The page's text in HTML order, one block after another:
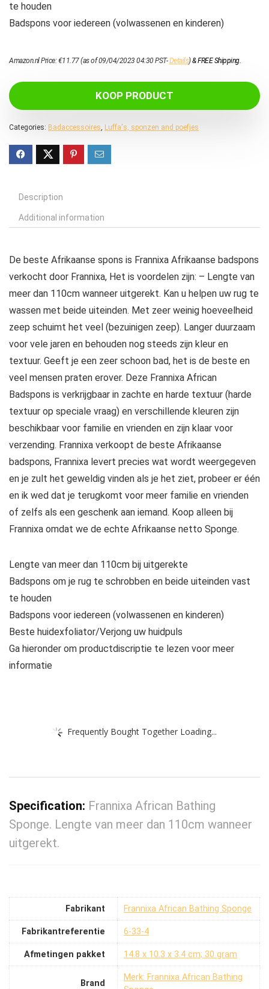
te houden
Badspons voor iedereen (volwassenen en kinderen)
Amazon.nl Price:€11.77(as of 09/04/2023 04:30 PST-Details)&FREE Shipping.
KOOP PRODUCT
Categories: Badaccessoires, Luffa's, sponzen and poefjes
Description
Additional information
De beste Afrikaanse spons is Frannixa Afrikaanse badspons
verkocht door Frannixa, Het is voordelen zijn: – Lengte van
meer dan 110cm wanneer uitgerekt. Kan u helpen uw rug te
wassen met beide uiteinden. Met zeer weinig hoeveelheid
zeep schuimt het veel (bezuinigen zeep). Langer duurzaam
voor vele jaren en behouden nog steeds zijn kleur en
textuur. Geeft je een zeer schoon bad, het is de beste en
veel mensen praten erover. Deze Frannixa African
Badspons is verkrijgbaar in zachte en harde textuur (harde
textuur op speciale vraag) en verschillende kleuren zijn
beschikbaar voor familie en vrienden en zijn klaar voor
verzending. Frannixa verkoopt de beste Afrikaanse
badspons, Frannixa levert precies wat wordt weergegeven
en je zult het geweldig vinden als je het ziet, probeer er één
en ik wed dat je terugkomt voor meer familie en vrienden
of zelfs als een geschenk aan iemand. Koop alleen bij
Frannixa omdat we de echte Afrikaanse netto Sponge.
Lengte van meer dan 110cm bij uitgerekte
Badspons om je rug te schrobben en beide uiteinden vast
te houden
Badspons voor iedereen (volwassenen en kinderen)
Beste huidexfoliator/Verjong uw huidpuls
Ga hieronder om productdiscriptie te lezen voor meer
informatie
Frequently Bought Together Loading...
Specification: Frannixa African Bathing
Sponge. Lengte van meer dan 110cm wanneer
uitgerekt.
Fabrikant ‎Frannixa African Bathing Sponge
Fabrikantreferentie ‎6-33-4
Afmetingen pakket ‎14.8 x 10.3 x 3.4 cm; 30 gram
Brand
Merk: Frannixa African Bathing